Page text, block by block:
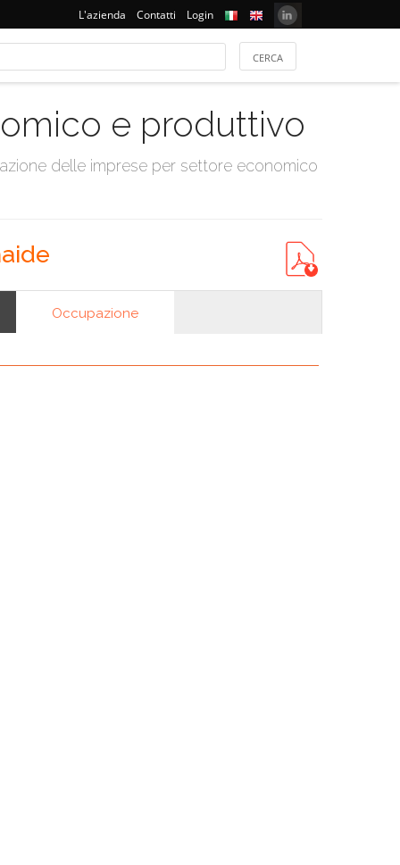
L'azienda Contatti Login
e produttivo
delle imprese per settore economico
Occupazione